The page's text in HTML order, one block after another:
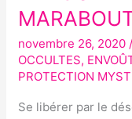
novembre 26, 2020/
OCCULTES,
PROTECTION
Se libérer par le